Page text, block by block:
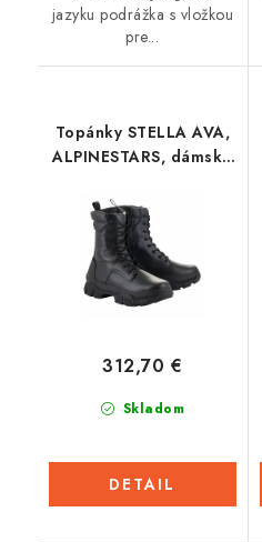
jazyku podrážka s vložkou
pre...
Topánky STELLA AVA,
ALPINESTARS, dámske
Skladom
312,70 €
DETAIL